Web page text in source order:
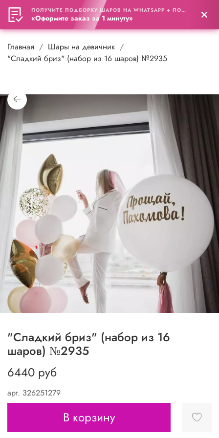
0
Главная
Шары на девичник
"Сладкий бриз" (набор из 16 шаров) №2935
арт. 326251279
"Сладкий бриз" (набор из 16
шаров) №2935
6440 руб
В корзину
ПОЛУЧИТЕ ПОДБОРКУ ШАРОВ НА WHATSAPP + ПОДАРОК
«Оформите заказ за 1 минуту»